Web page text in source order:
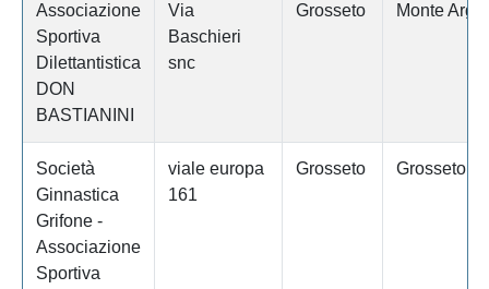
Associazione
Sportiva
Dilettantistica
DON
BASTIANINI
Via
Baschieri
snc
Grosseto Monte
Società
Ginnastica
Grifone -
Associazione
Sportiva
viale europa
161
Grosseto Grosseto